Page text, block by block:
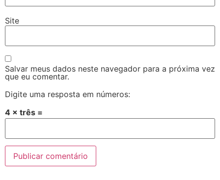
Site
Salvar meus dados neste navegador para a próxima vez
que eu comentar.
Digite uma resposta em números:
4 × três =